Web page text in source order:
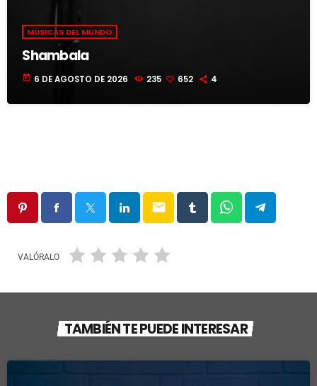
MÚSICAS DEL MUNDO
Shambala
today 6 DE AGOSTO DE 2026 235 652 4
email
VALÓRALO
TAMBIÉN TE PUEDE INTERESAR